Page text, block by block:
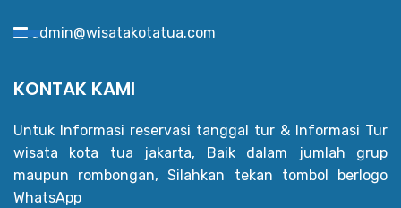
admin@wisatakotatua.com
KONTAK KAMI
Untuk Informasi reservasi tanggal tur & Informasi Tur
wisata kota tua jakarta, Baik dalam jumlah grup
maupun rombongan, Silahkan tekan tombol berlogo
WhatsApp